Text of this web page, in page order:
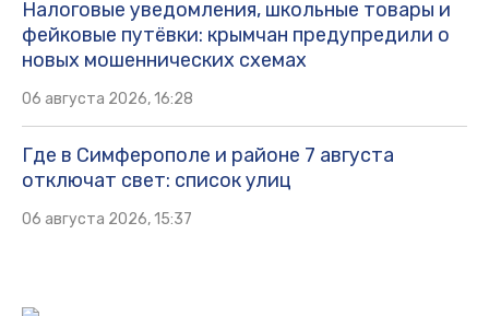
Налоговые уведомления, школьные товары и
фейковые путёвки: крымчан предупредили о
новых мошеннических схемах
06 августа 2026, 16:28
Где в Симферополе и районе 7 августа
отключат свет: список улиц
06 августа 2026, 15:37